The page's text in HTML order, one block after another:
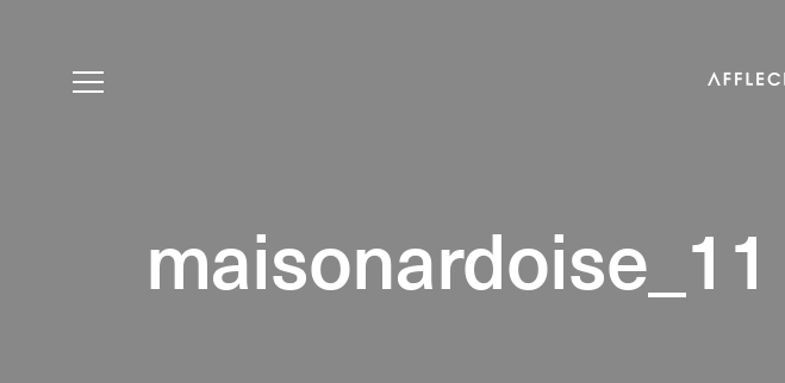
maisonardoise_11